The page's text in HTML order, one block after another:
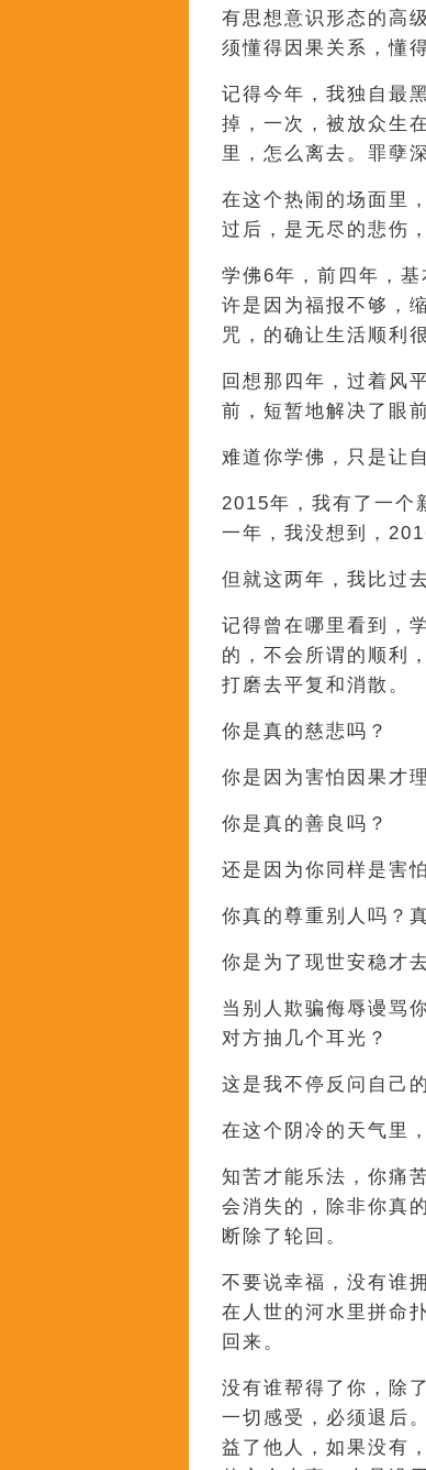
有思想意识形态的高
须懂得因果关系，懂
记得今年，我独自最
掉，一次，被放众生
里，怎么离去。罪孽
在这个热闹的场面里
过后，是无尽的悲伤
学佛6年，前四年，
许是因为福报不够，
咒，的确让生活顺利
回想那四年，过着风
前，短暂地解决了眼
难道你学佛，只是让
2015年，我有了一个
一年，我没想到，
但就这两年，我比过
记得曾在哪里看到，
的，不会所谓的顺利
打磨去平复和消散。
你是真的慈悲吗？
你是因为害怕因果才
你是真的善良吗？
还是因为你同样是害
你真的尊重别人吗？
你是为了现世安稳才
当别人欺骗侮辱谩骂
对方抽几个耳光？
这是我不停反问自己
在这个阴冷的天气里
知苦才能乐法，你痛
会消失的，除非你真
断除了轮回。
不要说幸福，没有谁
在人世的河水里拼命
回来。
没有谁帮得了你，除
一切感受，必须退后
益了他人，如果没有